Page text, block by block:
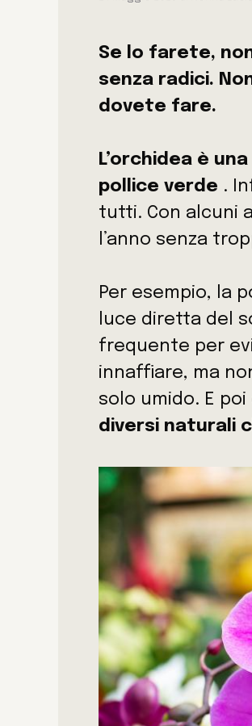
Se lo farete,
senza radici.
dovete fare.
L’orchidea è
pollice verde .
tutti. Con alcuni
l’anno senza
Per esempio, la
luce diretta del
frequente per
innaffiare, ma
solo umido. E poi
diversi naturali